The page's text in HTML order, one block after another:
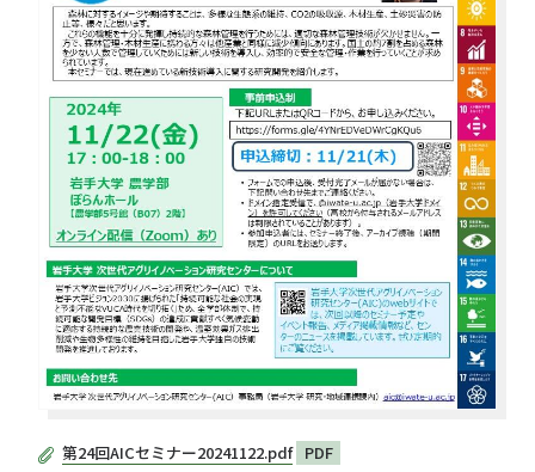
第24回AICセミナー20241122.pdf PDF